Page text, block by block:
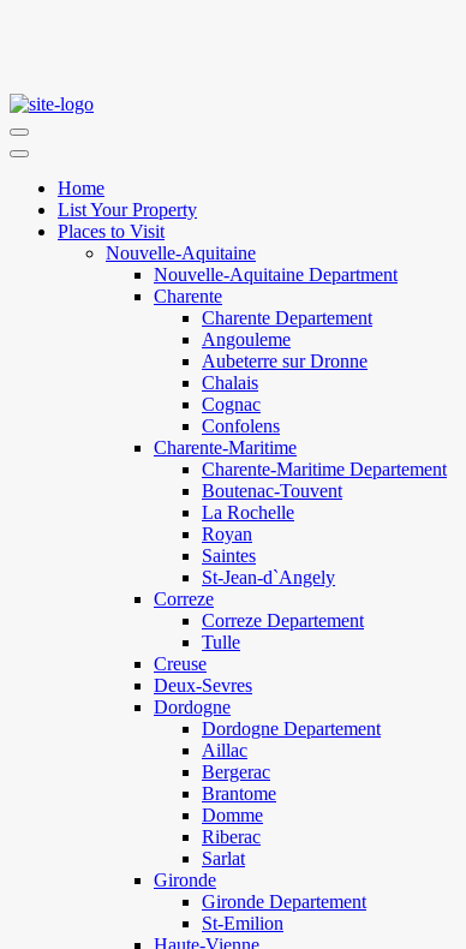
Home
List Your Property
Places to Visit
Nouvelle-Aquitaine
Nouvelle-Aquitaine Department
Charente
Charente Departement
Angouleme
Aubeterre sur Dronne
Chalais
Cognac
Confolens
Charente-Maritime
Charente-Maritime Departement
Boutenac-Touvent
La Rochelle
Royan
Saintes
St-Jean-d`Angely
Correze
Correze Departement
Tulle
Creuse
Deux-Sevres
Dordogne
Dordogne Departement
Aillac
Bergerac
Brantome
Domme
Riberac
Sarlat
Gironde
Gironde Departement
St-Emilion
Haute-Vienne